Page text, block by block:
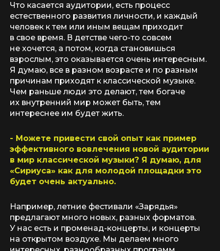
Что касается аудитории, есть процесс
естественного развития личности, и каждый
человек к тем или иным вещам приходит
в свое время. В детстве чего-то совсем
не хочется, а потом, когда становишься
взрослым, это оказывается очень интересным.
Я думаю, все в разном возрасте и по разным
причинам приходят к классической музыке.
Чем раньше люди это делают, тем богаче
их внутренний мир может быть, тем
интереснее им будет жить.
- Можете привести свой опыт как пример
эффективного вовлечения новой аудитории
в мир классической музыки? Я думаю, для
«Сириуса» как для молодой площадки это
будет очень актуально.
Например, летние фестивали «Зарядья»
предлагают много новых, разных форматов.
У нас есть и променад-концерты, и концерты
на открытом воздухе. Мы делаем много